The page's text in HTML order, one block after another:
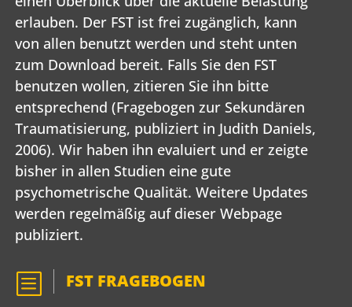
erlauben. Der FST ist frei zugänglich, kann
von allen benutzt werden und steht unten
zum Download bereit. Falls Sie den FST
benutzen wollen, zitieren Sie ihn bitte
entsprechend (Fragebogen zur Sekundären
Traumatisierung, publiziert in Judith Daniels,
2006). Wir haben ihn evaluiert und er zeigte
bisher in allen Studien eine gute
psychometrische Qualität. Weitere Updates
werden regelmäßig auf dieser Webpage
publiziert.
b FST FRAGEBOGEN